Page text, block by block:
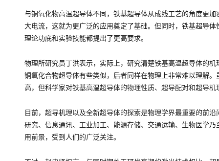
与铜氧化物高温超导体不同，铁基超导体从成线工艺的角度更
大电流，这就为更广泛的应用奠定了基础。但同时，铁基超导
理论功底和实验技能都提出了更高要求。
物理所研究员丁洪表示，实际上，研究清楚铁基高温超导体的
铜氧化合物超导体有些类似，后者同样在物理上非常难以理解
高，但科学家对铁基高温超导体的物理性质、超导配对和超导机
目前，超导机理以及全新超导体的探索是物理学界最重要的前
研究、信息通讯、工业加工、能源存储、交通运输、生物医学
用前景，受到人们的广泛关注。